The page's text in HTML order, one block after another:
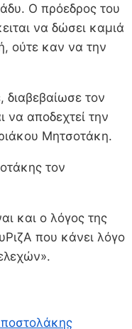
Ο πρόεδρος του
να δώσει καμιά
ούτε καν να την
τον
να αποδεχτεί την
Μητσοτάκη.
τον
και ο λόγος της
που κάνει λόγο